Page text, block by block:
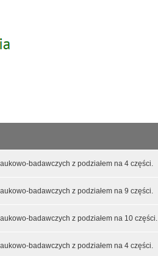
badawczych z podziałem na 4 części.
badawczych z podziałem na 9 części.
badawczych z podziałem na 10 części.
badawczych z podziałem na 4 części.